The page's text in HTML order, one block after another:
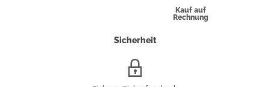
Kauf auf
Rechnung
Sicherheit